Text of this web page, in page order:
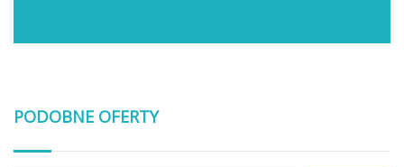
PODOBNE OFERTY